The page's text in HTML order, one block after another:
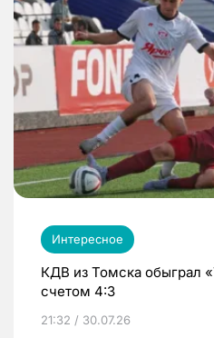
Интересное
КДВ из Томска обыграл
счетом 4:3
21:32 / 30.07.26